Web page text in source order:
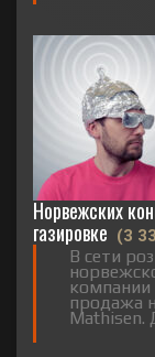
Норвежских
газировке (3
В сети
компании
продажа
Mathisen.